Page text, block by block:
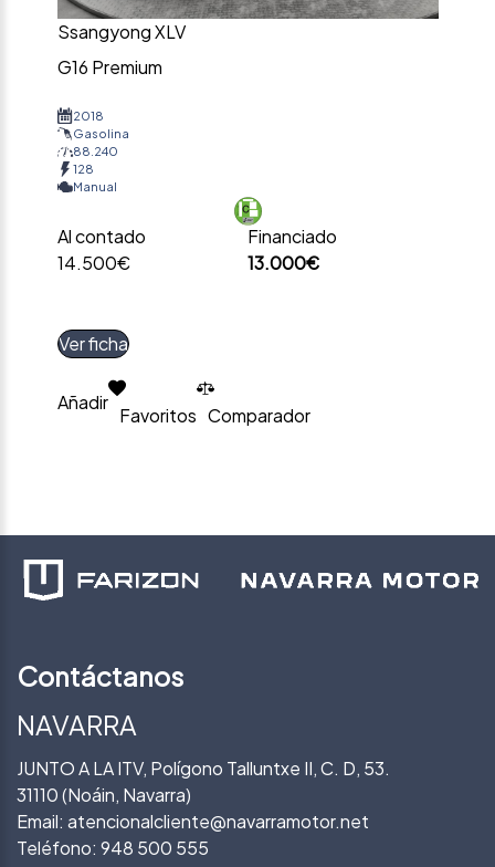
Ssangyong XLV
G16 Premium
2018
Gasolina
88.240
128
Manual
Al contado
14.500€
Financiado
13.000€
Ver ficha
Añadir
Favoritos Comparador
Contáctanos
NAVARRA
JUNTO A LA ITV, Polígono Talluntxe II, C. D, 53.
31110 (Noáin, Navarra)
Email: atencionalcliente@navarramotor.net
Teléfono: 948 500 555